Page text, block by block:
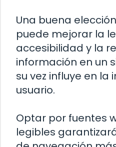
Una buena
puede mejorar la
accesibilidad y la
información en un
su vez influye en la
usuario.
Optar por fuentes
legibles